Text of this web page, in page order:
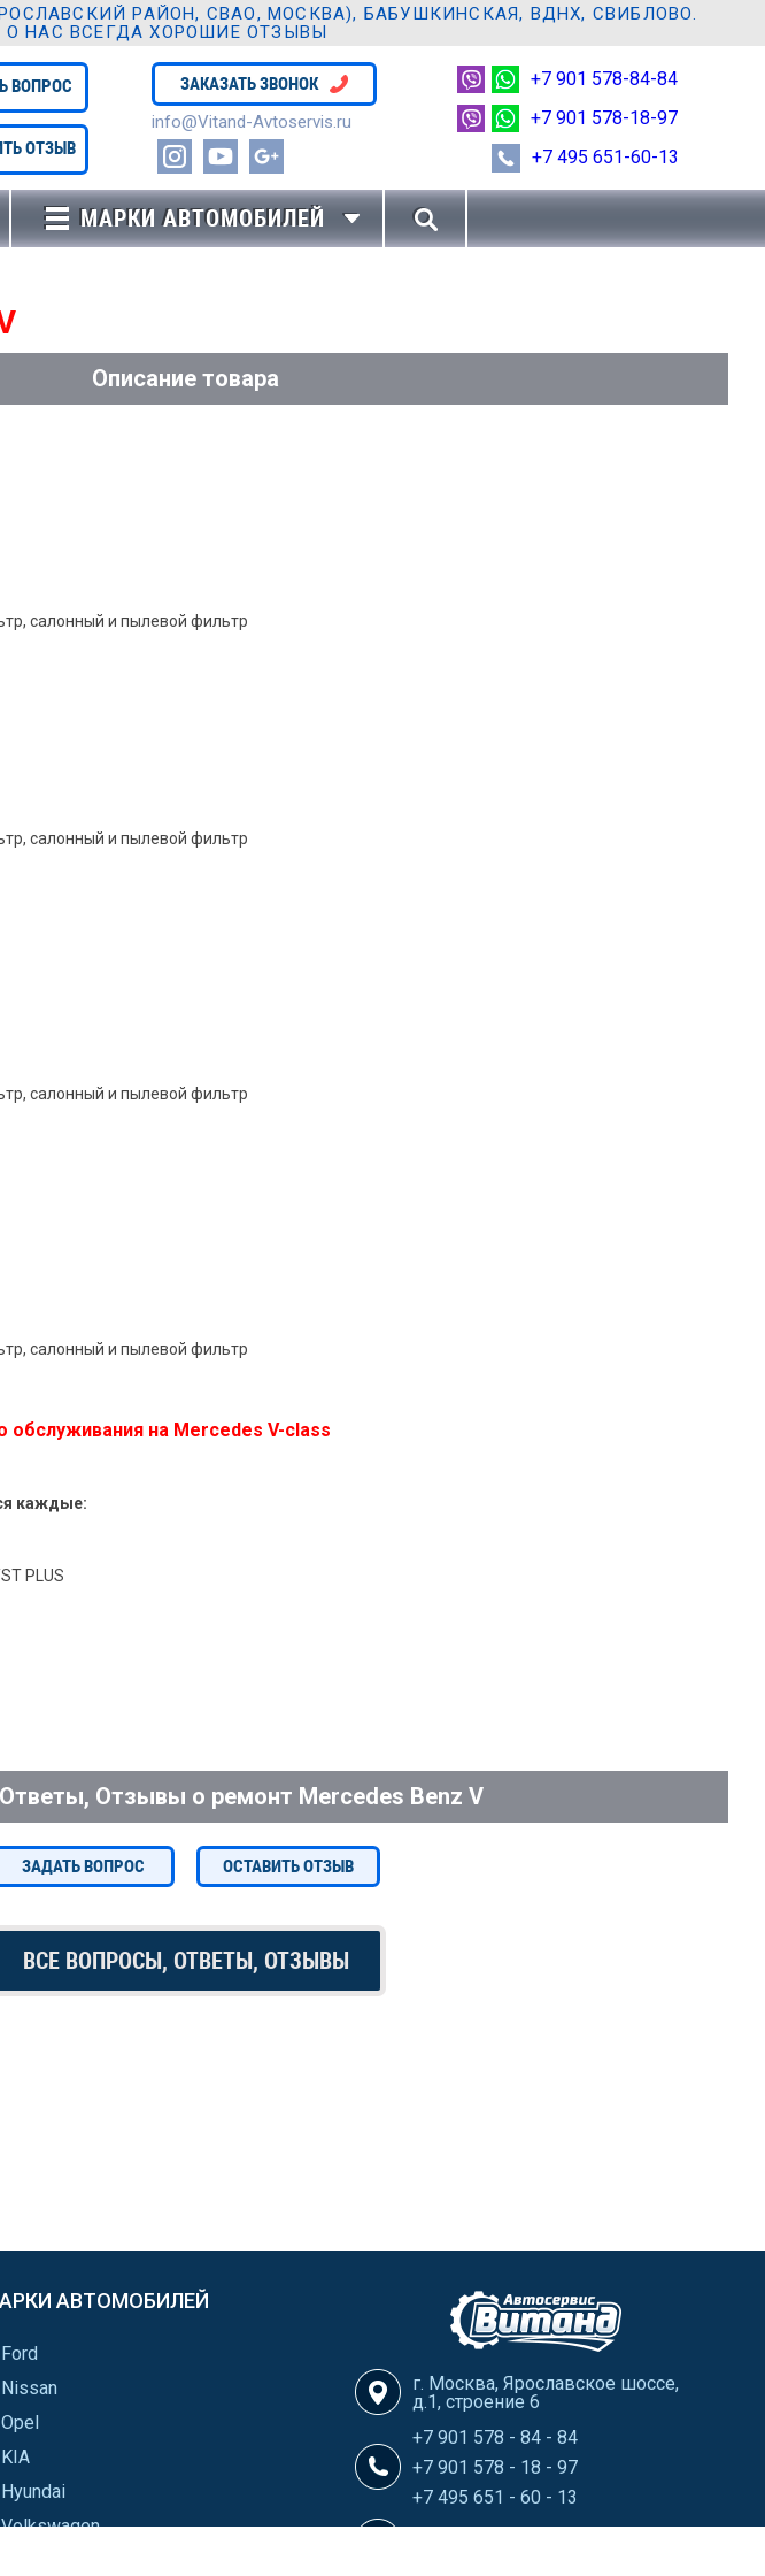
РАЙОН, СВАО, МОСКВА), БАБУШКИНСКАЯ, ВДНХ, СВИБЛОВО.
НАС ВСЕГДА ХОРОШИЕ ОТЗЫВЫ
ВОПРОС
ОТЗЫВ
ЗАКАЗАТЬ ЗВОНОК
info@Vitand-Avtoservis.ru
+7 901 578-84-84
+7 901 578-18-97
+7 495 651-60-13
МАРКИ АВТОМОБИЛЕЙ
Описание товара
салонный и пылевой фильтр
салонный и пылевой фильтр
салонный и пылевой фильтр
салонный и пылевой фильтр
обслуживания на Mercedes V-class
каждые:
PLUS
Отзывы о ремонт Mercedes Benz V
ЗАДАТЬ ВОПРОС ОСТАВИТЬ ОТЗЫВ
ВСЕ ВОПРОСЫ, ОТВЕТЫ, ОТЗЫВЫ
АВТОМОБИЛЕЙ
Ford
Nissan
Opel
KIA
Hyundai
Volkswagen
г. Москва, Ярославское шоссе,
д.1, строение 6
+7 901 578 - 84 - 84
+7 901 578 - 18 - 97
+7 495 651 - 60 - 13